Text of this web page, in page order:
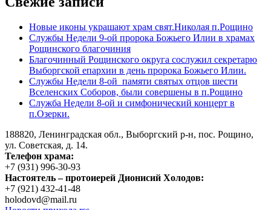
Новые иконы украшают храм свят.Николая п.Рощино
Службы Недели 9-ой пророка Божьего Илии в храмах
Рощинского благочиния
Благочинный Рощинского округа сослужил секретарю
Выборгской епархии в день пророка Божьего Илии.
Службы Недели 8-ой памяти святых отцов шести
Вселенских Соборов, были совершены в п.Рощино
Служба Недели 8-ой и симфонический концерт в
п.Озерки.
188820, Ленинградская обл., Выборгский р-н, пос. Рощино,
ул. Советская, д. 14.
Телефон храма:
+7 (931) 996-30-93
Настоятель – протоиерей Дионисий Холодов:
+7 (921) 432-41-48
holodovd@mail.ru